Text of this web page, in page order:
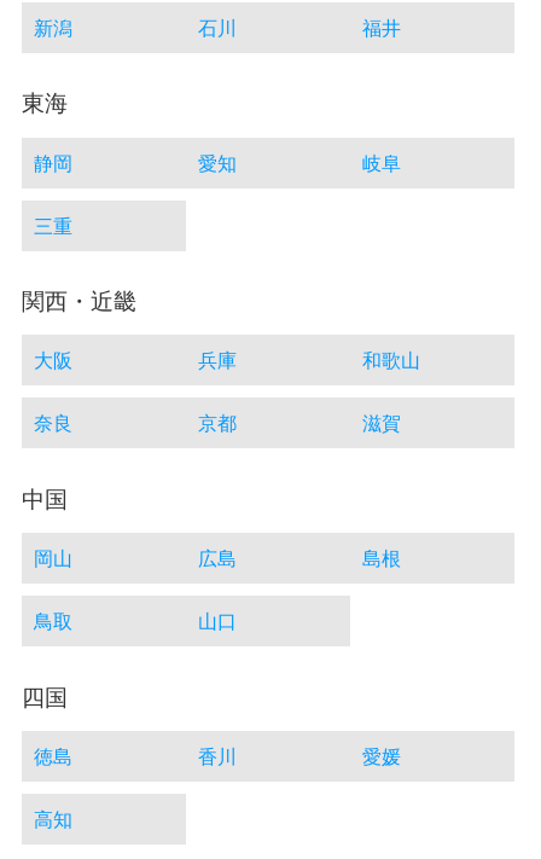
新潟 石川 福井
東海
静岡 愛知 岐阜
三重
関西・近畿
大阪 兵庫 和歌山
奈良 京都 滋賀
中国
岡山 広島 島根
鳥取 山口
四国
徳島 香川 愛媛
高知